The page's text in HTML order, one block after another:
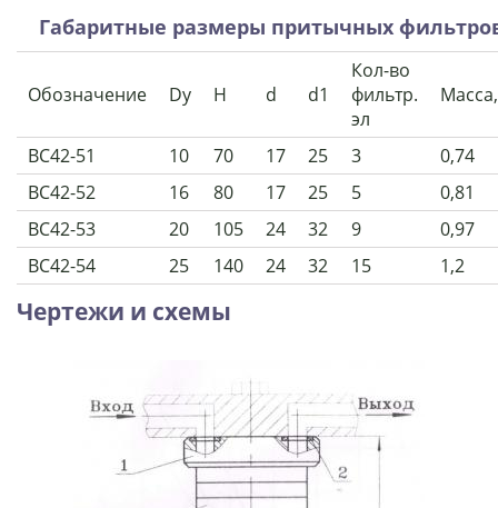
Габаритные размеры притычных
Обозначение Dy H d d1
Кол-во
фильтр.
эл
ВС42-51 10 70 17 25 3
0,74
ВС42-52
16 80 17 25 5
0,81
ВС42-53
20 105 24 32 9
0,97
ВС42-54
25 140 24 32 15 1,2
Чертежи и схемы